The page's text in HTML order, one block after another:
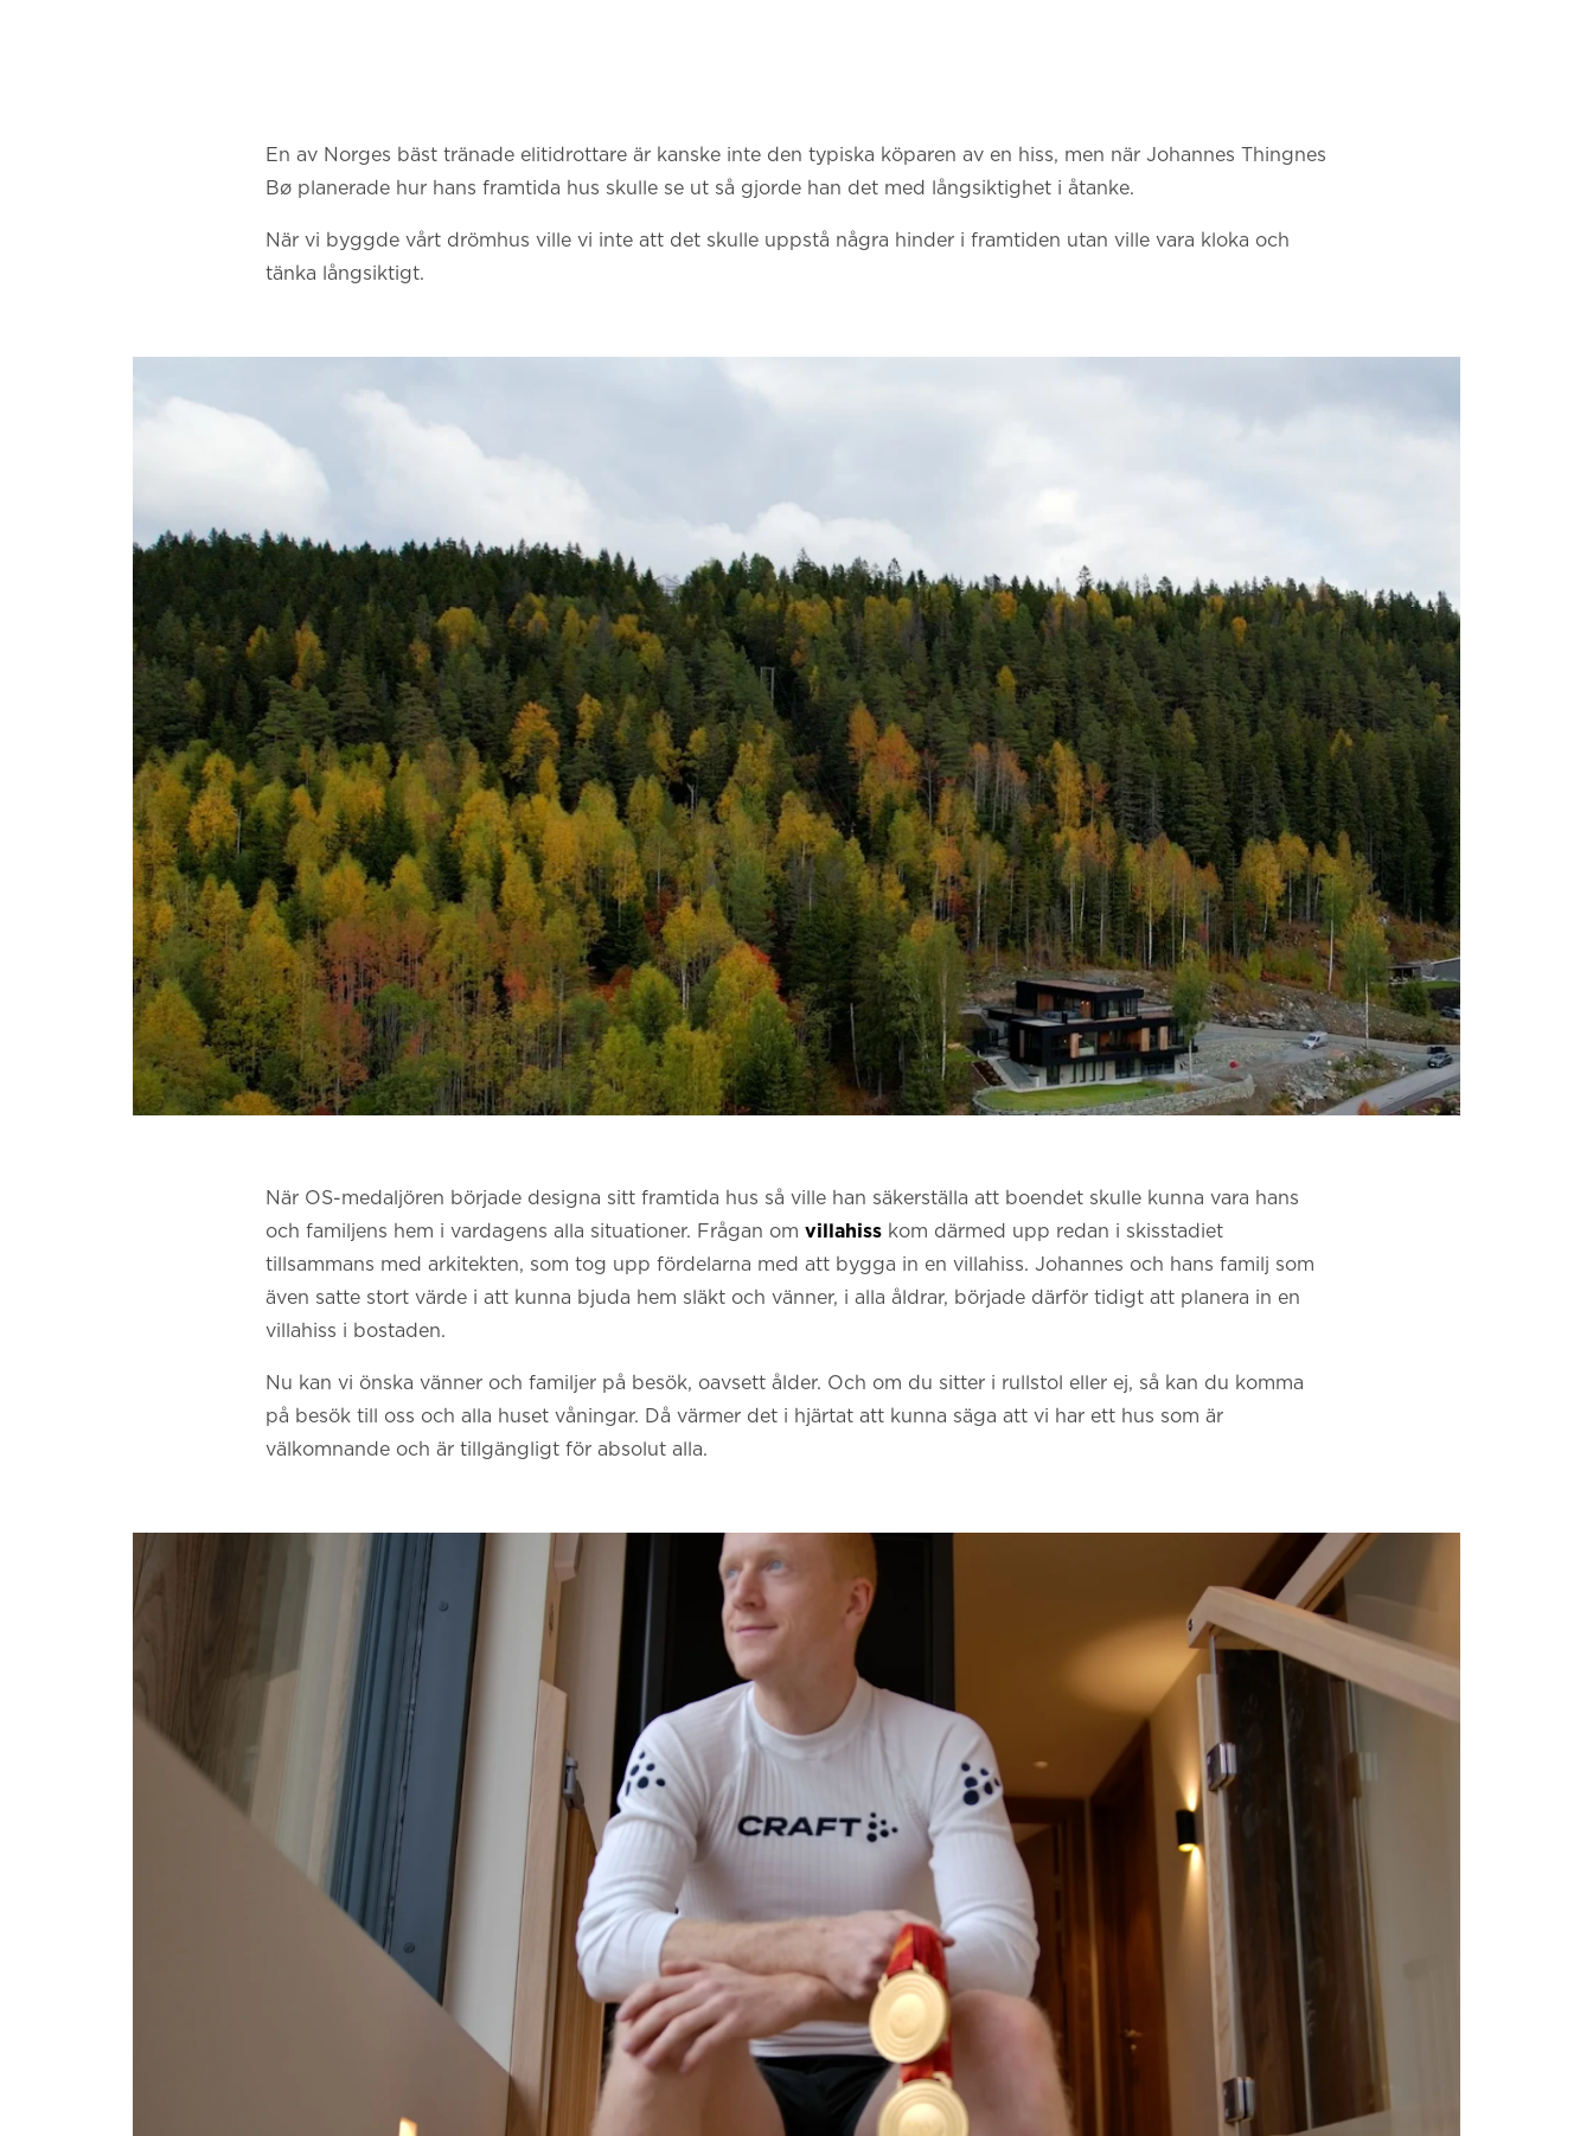
En av Norges bäst tränade elitidrottare är kanske inte den typiska köparen av en hiss, men när Johannes Thingnes
Bø planerade hur hans framtida hus skulle se ut så gjorde han det med långsiktighet i åtanke.
När vi byggde vårt drömhus ville vi inte att det skulle uppstå några hinder i framtiden utan ville vara kloka och
tänka långsiktigt.
När OS-medaljören började designa sitt framtida hus så ville han säkerställa att boendet skulle kunna vara hans
och familjens hem i vardagens alla situationer. Frågan om villahiss kom därmed upp redan i skisstadiet
tillsammans med arkitekten, som tog upp fördelarna med att bygga in en villahiss. Johannes och hans familj som
även satte stort värde i att kunna bjuda hem släkt och vänner, i alla åldrar, började därför tidigt att planera in en
villahiss i bostaden.
Nu kan vi önska vänner och familjer på besök, oavsett ålder. Och om du sitter i rullstol eller ej, så kan du komma
på besök till oss och alla huset våningar. Då värmer det i hjärtat att kunna säga att vi har ett hus som är
välkomnande och är tillgängligt för absolut alla.